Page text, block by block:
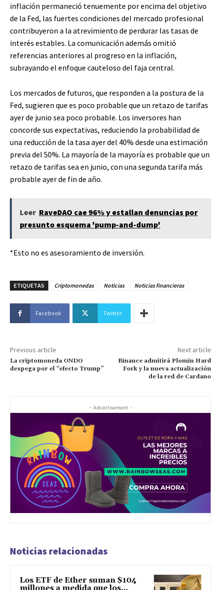
inflación permaneció tenuemente por encima del objetivo
de la Fed, las fuertes condiciones del mercado profesional
contribuyeron a la atrevimiento de perdurar las tasas de
interés estables. La comunicación además omitió
referencias anteriores al progreso en la inflación,
subrayando el enfoque cauteloso del faja central.
Los mercados de futuros, que responden a la postura de la
Fed, sugieren que es poco probable que un retazo de tarifas
ayer de junio sea poco probable. Los inversores han
concorde sus expectativas, reduciendo la probabilidad de
una reducción de la tasa ayer del 40% desde una estimación
previa del 50%. La mayoría de la mayoría es probable que un
retazo de tarifas sea en junio, con una segunda tarifa más
probable ayer de fin de año.
Leer RaveDAO cae 96% y estallan denuncias por
presunto esquema 'pump-and-dump'
*Esto no es asesoramiento de inversión.
ETIQUETAS Criptomonedas Noticias Noticias financieras
Facebook Twitter
Previous article
La criptomoneda ONDO
despega por el “efecto Trump”
Next article
Binance admitirá Plomin Hard
Fork y la nueva actualización
de la red de Cardano
- Advertisement -
Noticias relacionadas
Los ETF de Ether suman $104